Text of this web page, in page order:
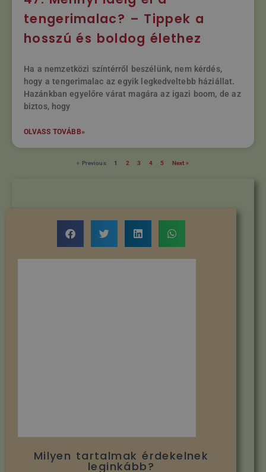
tengerimalac? – Tippek a
hosszú és boldog élethez
Ha a nemzetközi színtérről beszélünk, nem kérdés,
hogy a tengerimalac az egyik legkedveltebb háziállat.
Hazánkban egyelőre várat magára az igazi boom, de az
biztos, hogy
OLVASS TOVÁBB»
« Previous 1 2 3 4 5 Next »
Milyen tartalmak érdekelnek
leginkább?